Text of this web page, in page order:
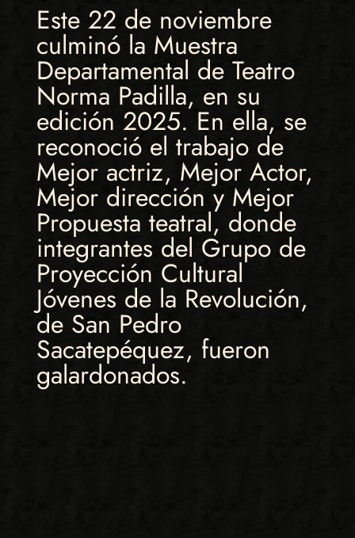
Este 22 de noviembre
culminó la Muestra
Departamental de Teatro
Norma Padilla, en su
edición 2025. En ella, se
reconoció el trabajo de
Mejor actriz, Mejor Actor,
Mejor dirección y Mejor
Propuesta teatral, donde
integrantes del Grupo de
Proyección Cultural
Jóvenes de la Revolución,
de San Pedro
Sacatepéquez, fueron
galardonados.